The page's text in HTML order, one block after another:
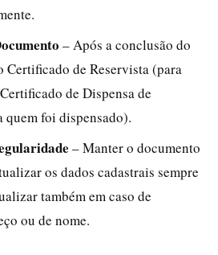
– Após a conclusão do
Certificado de Reservista (para
de Dispensa de
foi dispensado).
– Manter o documento
os dados cadastrais sempre
também em caso de
ou de nome.